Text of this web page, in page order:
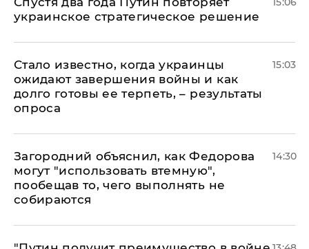
украинское стратегическое решение
Стало известно, когда украинцы
ожидают завершения войны и как
долго готовы ее терпеть, – результаты
опроса
15:03
Загородний объяснил, как Федорова
могут "использовать втемную",
пообещав то, чего выполнять не
собираются
14:30